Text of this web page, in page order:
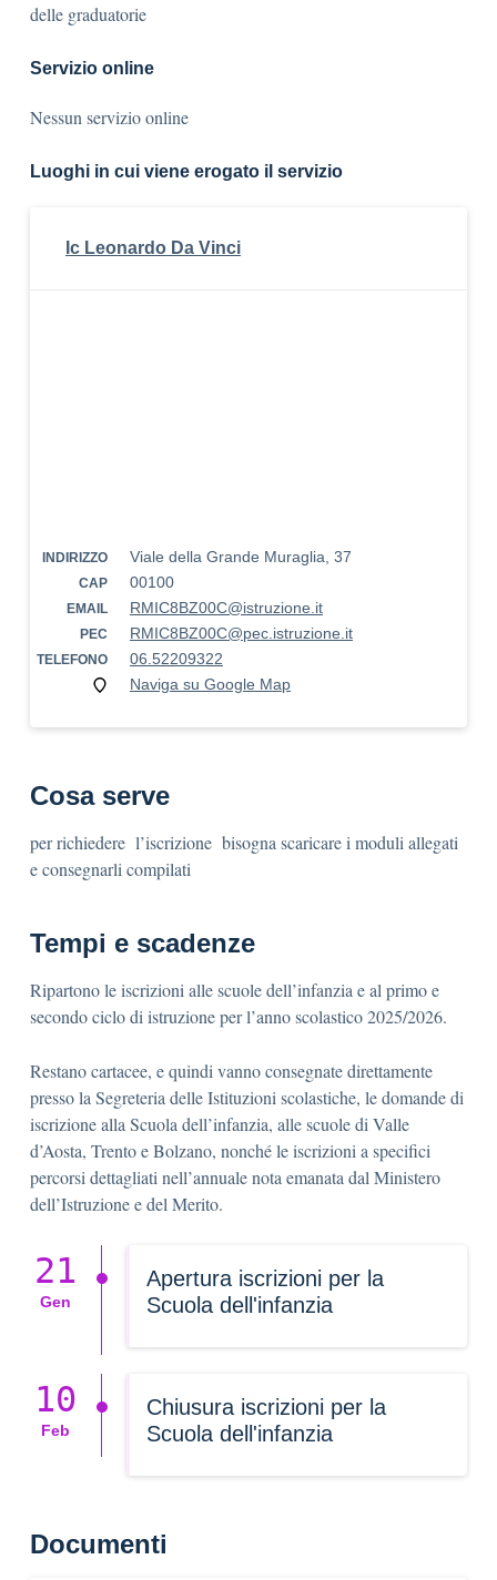
delle graduatorie
Servizio online
Nessun servizio online
Luoghi in cui viene erogato il servizio
Ic Leonardo Da Vinci
INDIRIZZO Viale della Grande Muraglia, 37
CAP 00100
EMAIL RMIC8BZ00C@istruzione.it
PEC RMIC8BZ00C@pec.istruzione.it
TELEFONO
06.52209322
Naviga su Google Map
Cosa serve
per richiedere l’iscrizione bisogna scaricare i moduli allegati
e consegnarli compilati
Tempi e scadenze
Ripartono le iscrizioni alle scuole dell’infanzia e al primo e
secondo ciclo di istruzione per l’anno scolastico 2025/2026.
Restano cartacee, e quindi vanno consegnate direttamente
presso la Segreteria delle Istituzioni scolastiche, le domande di
iscrizione alla Scuola dell’infanzia, alle scuole di Valle
d’Aosta, Trento e Bolzano, nonché le iscrizioni a specifici
percorsi dettagliati nell’annuale nota emanata dal Ministero
dell’Istruzione e del Merito.
Apertura iscrizioni per la
Scuola dell'infanzia
21
Gen
Chiusura iscrizioni per la
Scuola dell'infanzia
10
Feb
Documenti